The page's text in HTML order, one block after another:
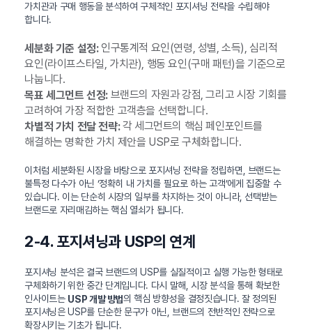
가치관과 구매 행동을 분석하여 구체적인 포지셔닝 전략을 수립해야
합니다.
세분화 기준 설정:인구통계적 요인(연령, 성별, 소득), 심리적
요인(라이프스타일, 가치관), 행동 요인(구매 패턴)을 기준으로
나눕니다.
목표 세그먼트 선정:브랜드의 자원과 강점, 그리고 시장 기회를
고려하여 가장 적합한 고객층을 선택합니다.
차별적 가치 전달 전략:각 세그먼트의 핵심 페인포인트를
해결하는 명확한 가치 제안을 USP로 구체화합니다.
이처럼 세분화된 시장을 바탕으로 포지셔닝 전략을 정립하면, 브랜드는
불특정 다수가 아닌 ‘정확히 내 가치를 필요로 하는 고객’에게 집중할 수
있습니다. 이는 단순히 시장의 일부를 차지하는 것이 아니라, 선택받는
브랜드로 자리매김하는 핵심 열쇠가 됩니다.
2-4. 포지셔닝과 USP의 연계
포지셔닝 분석은 결국 브랜드의 USP를 실질적이고 실행 가능한 형태로
구체화하기 위한 중간 단계입니다. 다시 말해, 시장 분석을 통해 확보한
인사이트는 USP 개발 방법의 핵심 방향성을 결정짓습니다. 잘 정의된
포지셔닝은 USP를 단순한 문구가 아닌, 브랜드의 전반적인 전략으로
확장시키는 기초가 됩니다.